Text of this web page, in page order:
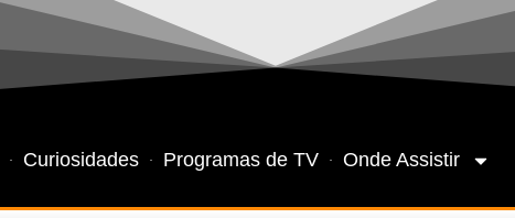
Curiosidades Programas de TV Onde Assistir